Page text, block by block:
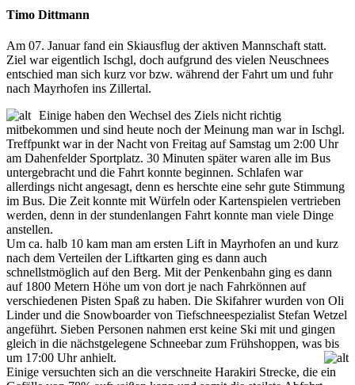
Timo Dittmann
Am 07. Januar fand ein Skiausflug der aktiven Mannschaft statt.
Ziel war eigentlich Ischgl, doch aufgrund des vielen Neuschnees
entschied man sich kurz vor bzw. während der Fahrt um und fuhr
nach Mayrhofen ins Zillertal.
Einige haben den Wechsel des Ziels nicht richtig
mitbekommen und sind heute noch der Meinung man war in Ischgl.
Treffpunkt war in der Nacht von Freitag auf Samstag um 2:00 Uhr
am Dahenfelder Sportplatz. 30 Minuten später waren alle im Bus
untergebracht und die Fahrt konnte beginnen. Schlafen war
allerdings nicht angesagt, denn es herschte eine sehr gute Stimmung
im Bus. Die Zeit konnte mit Würfeln oder Kartenspielen vertrieben
werden, denn in der stundenlangen Fahrt konnte man viele Dinge
anstellen.
Um ca. halb 10 kam man am ersten Lift in Mayrhofen an und kurz
nach dem Verteilen der Liftkarten ging es dann auch
schnellstmöglich auf den Berg. Mit der Penkenbahn ging es dann
auf 1800 Metern Höhe um von dort je nach Fahrkönnen auf
verschiedenen Pisten Spaß zu haben. Die Skifahrer wurden von Oli
Linder und die Snowboarder von Tiefschneespezialist Stefan Wetzel
angeführt. Sieben Personen nahmen erst keine Ski mit und gingen
gleich in die nächstgelegene Schneebar zum Frühshoppen, was bis
um 17:00 Uhr anhielt.
Einige versuchten sich an die verschneite Harakiri Strecke, die ein